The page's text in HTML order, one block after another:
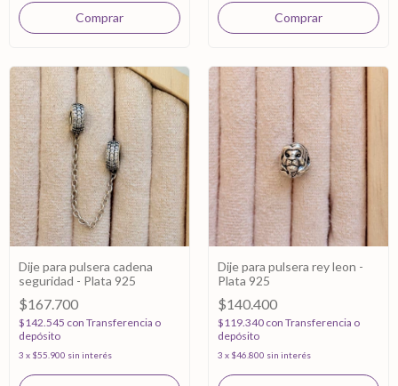
Dije para pulsera cadena
seguridad - Plata 925
$167.700
$142.545 con Transferencia o
depósito
3 x $55.900 sin interés
Dije para pulsera rey leon -
Plata 925
$140.400
$119.340 con Transferencia o
depósito
3 x $46.800 sin interés